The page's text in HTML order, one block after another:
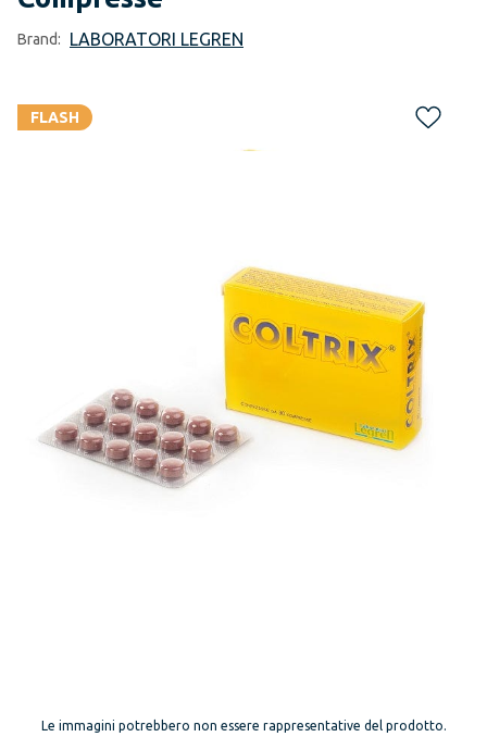
Brand: LABORATORI LEGREN
FLASH
Le immagini potrebbero non essere rappresentative del prodotto.